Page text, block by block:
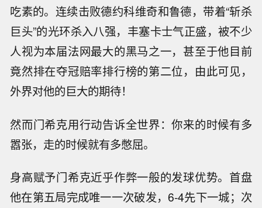
吃素的。连续击败德约科维奇和鲁德，带着“斩杀
巨头”的光环杀入八强，丰塞卡士气正盛，被不少
人视为本届法网最大的黑马之一，甚至于他目前
竟然排在夺冠赔率排行榜的第二位，由此可见，
外界对他的巨大的期待！
然而门希克用行动告诉全世界：你来的时候有多
嚣张，走的时候就有多憋屈。
身高赋予门希克近乎作弊一般的发球优势。首盘
他在第五局完成唯一一次破发，6-4先下一城；次